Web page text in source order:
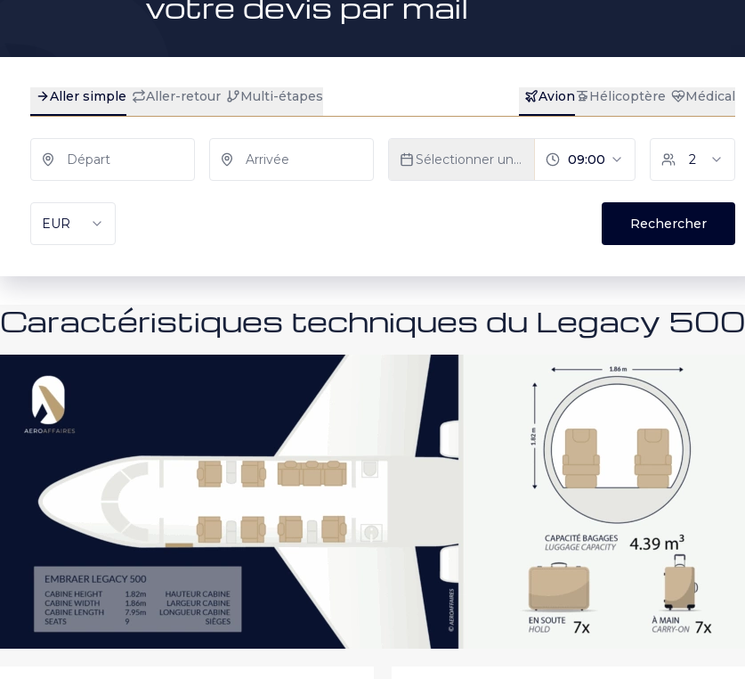
Caractéristiques techniques du Legacy 500